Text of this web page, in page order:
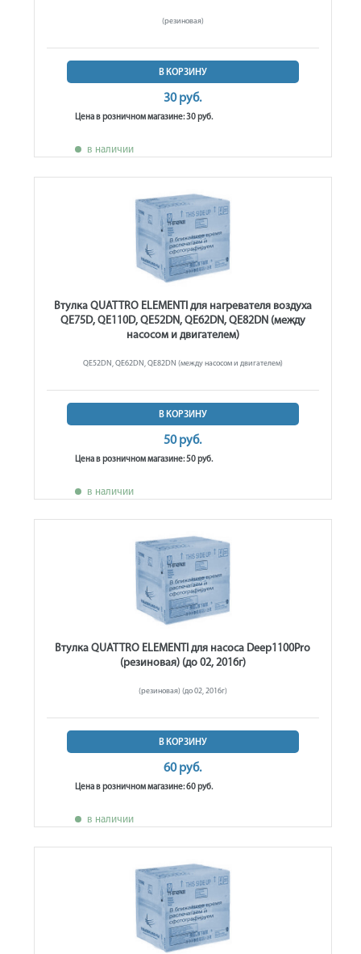
(резиновая)
В КОРЗИНУ
30 руб.
Цена в розничном магазине: 30 руб.
в наличии
Втулка QUATTRO ELEMENTI для нагревателя воздуха
QE75D, QE110D, QE52DN, QE62DN, QE82DN (между
насосом и двигателем)
QE52DN, QE62DN, QE82DN (между насосом и двигателем)
В КОРЗИНУ
50 руб.
Цена в розничном магазине: 50 руб.
в наличии
Втулка QUATTRO ELEMENTI для насоса Deep1100Pro
(резиновая) (до 02, 2016г)
(резиновая) (до 02, 2016г)
В КОРЗИНУ
60 руб.
Цена в розничном магазине: 60 руб.
в наличии